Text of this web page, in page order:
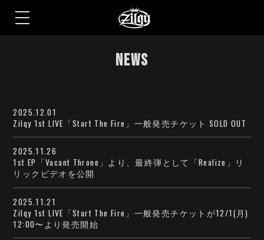
k
i
p
c
o
e
NEWS
2025.12.01
Zilqy 1st LIVE「Start The Fire」一般発売チケット SOLD OUT
2025.11.26
1st EP「Vacant Throne」より、最終弾として「Realize」リ
リックビデオを公開
2025.11.21
Zilqy 1st LIVE「Start The Fire」一般発売チケットが12/1(月)
12:00〜より発売開始